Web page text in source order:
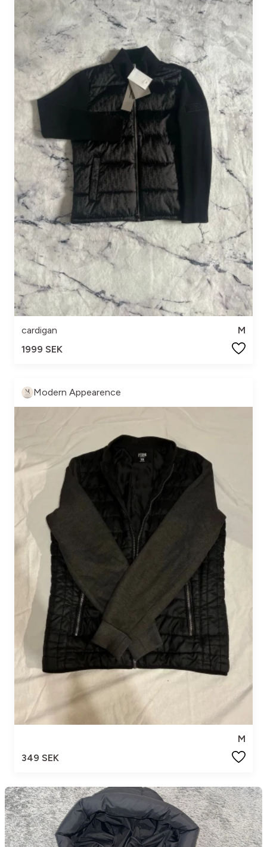
cardigan
M
1999 SEK
Modern Appearence
M
349 SEK